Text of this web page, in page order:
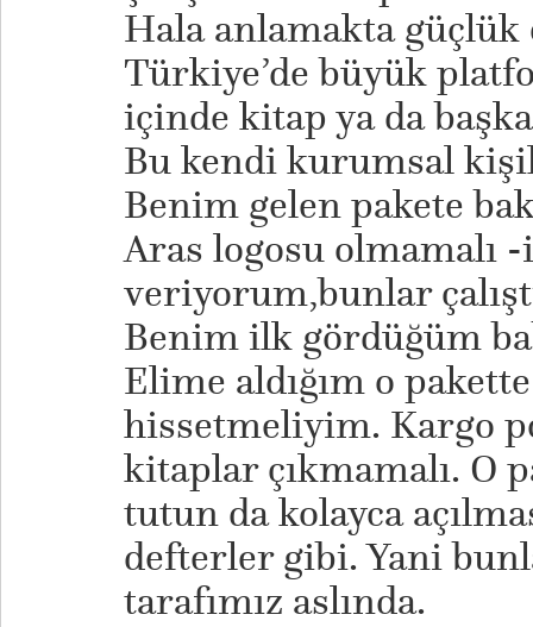
Hala anlamakta
Türkiye’de büyük
içinde kitap ya da
Bu kendi kurumsal
Benim gelen pakete
Aras logosu olmamalı
veriyorum,bunlar
Benim ilk gördüğüm
Elime aldığım o
hissetmeliyim. Kargo
kitaplar çıkmamalı. O
tutun da kolayca
defterler gibi. Yani
tarafımız aslında.